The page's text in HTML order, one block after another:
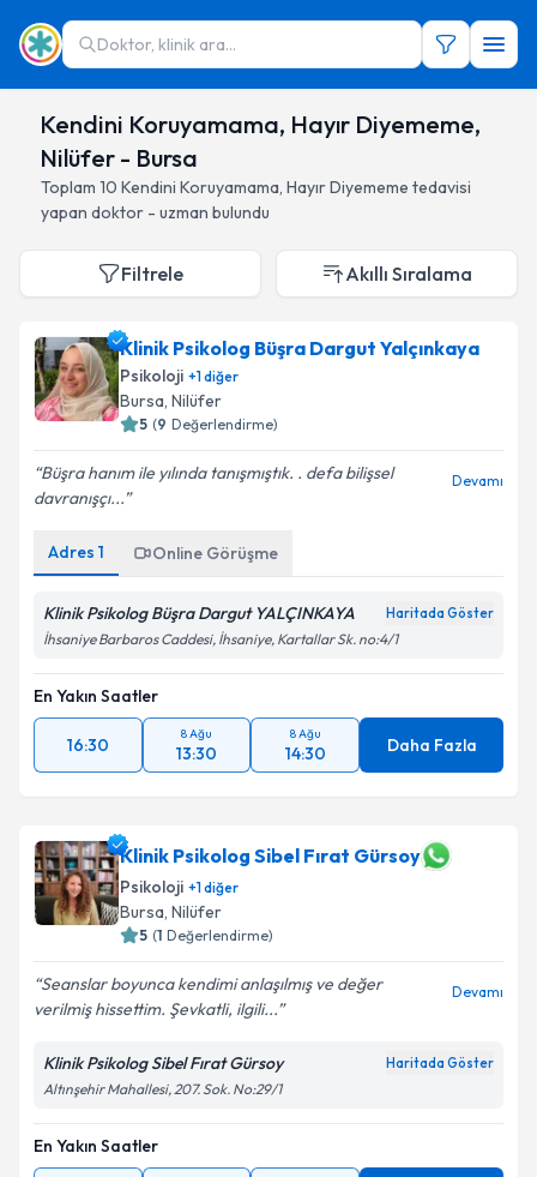
Doktor, klinik ara...
Kendini Koruyamama, Hayır Diyememe,
Nilüfer - Bursa
Toplam 10 Kendini Koruyamama, Hayır Diyememe tedavisi
yapan doktor - uzman bulundu
Filtrele Akıllı Sıralama
Klinik Psikolog Büşra Dargut Yalçınkaya
Psikoloji +1diğer
Bursa, Nilüfer
5 (9 Değerlendirme)
Büşra hanım ile yılında tanışmıştık. . defa bilişsel
davranışçı...
Devamı
Adres 1 Online Görüşme
Klinik Psikolog Büşra Dargut YALÇINKAYA Haritada Göster
İhsaniye Barbaros Caddesi, İhsaniye, Kartallar Sk. no:4/1
En Yakın Saatler
16:30
8 Ağu
13:30
8 Ağu
14:30 Daha Fazla
Klinik Psikolog Sibel Fırat Gürsoy
Psikoloji +1diğer
Bursa, Nilüfer
5 (1 Değerlendirme)
Seanslar boyunca kendimi anlaşılmış ve değer
verilmiş hissettim. Şevkatli, ilgili...
Devamı
Klinik Psikolog Sibel Fırat Gürsoy Haritada Göster
Altınşehir Mahallesi, 207. Sok. No:29/1
En Yakın Saatler